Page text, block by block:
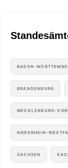
BADEN-
BRANDENBURG
MECKLENBURG-
NORDRHEIN-
SACHSEN